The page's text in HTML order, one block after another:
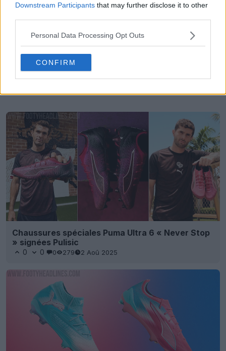
Downstream Participants that may further disclose it to other
Personal Data Processing Opt Outs
CONFIRM
Chaussures spéciales Puma Ultra 6 « Never Stop
» signées Pulisic
0 0 0 279 2 Aoû 2025